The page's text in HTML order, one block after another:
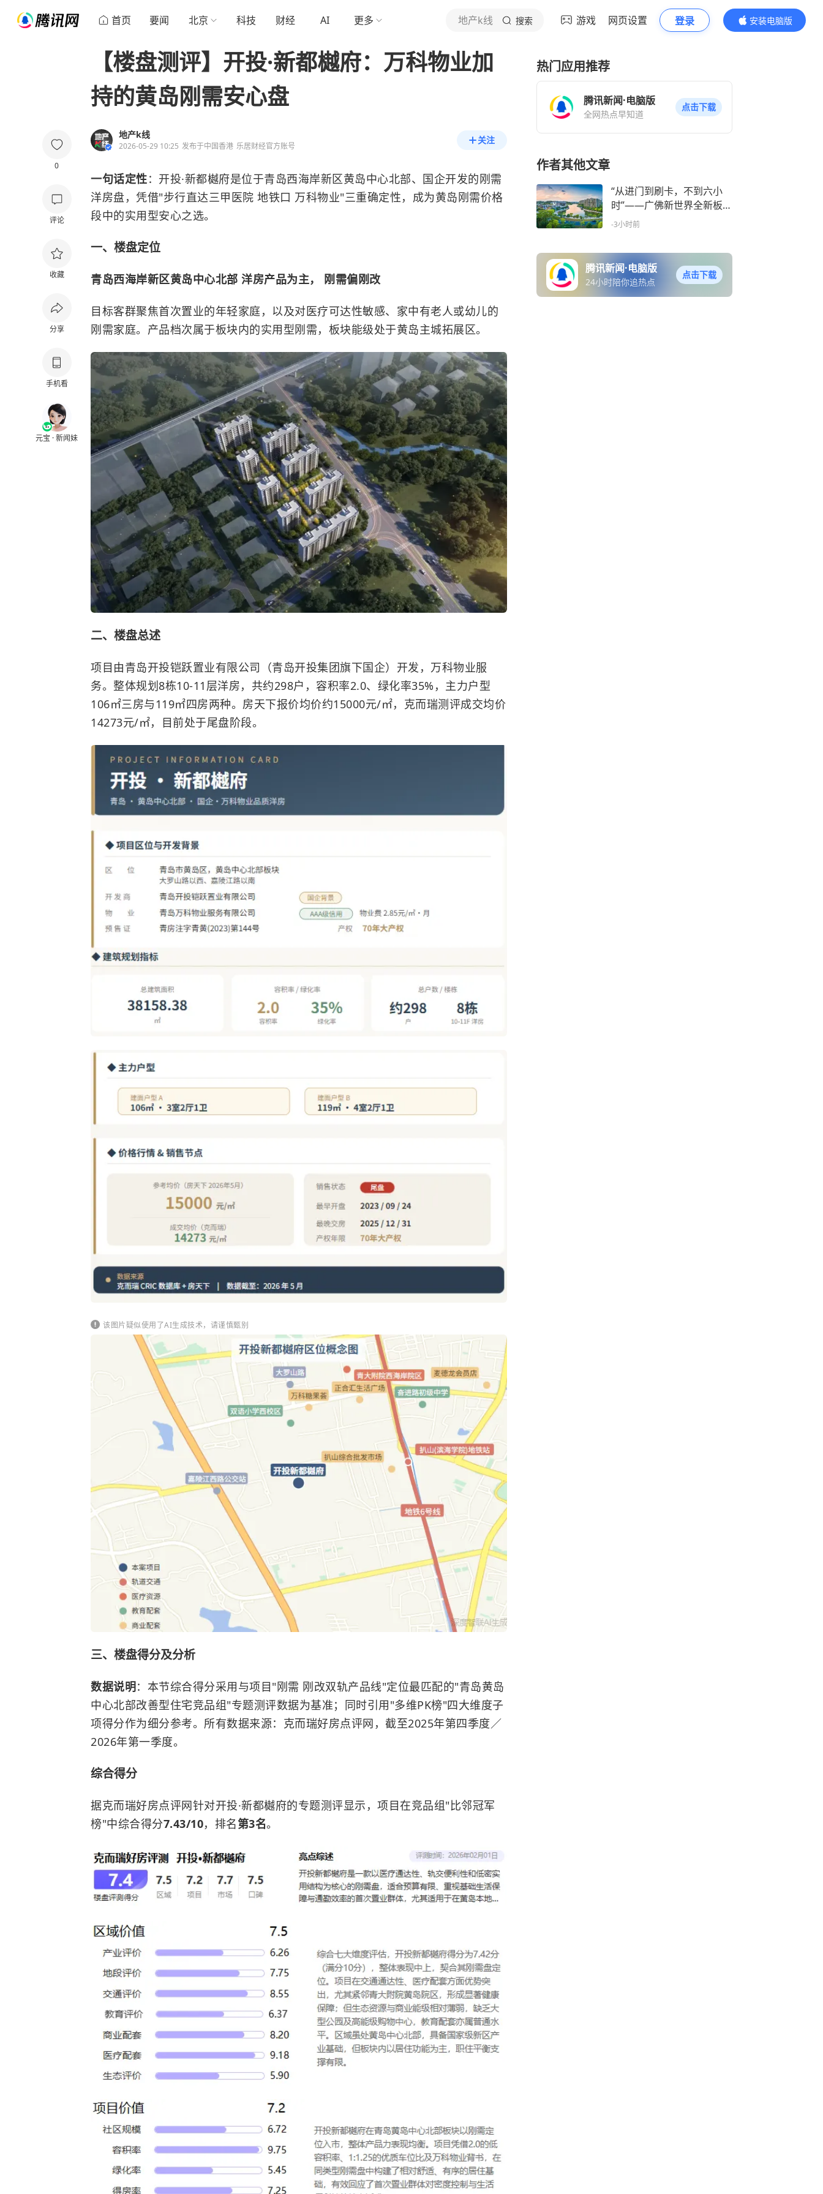
首页 要闻 北京 科技 财经 AI 更多 地产k线 搜索 游戏 网页设置 登录
安装电脑版
内容更精彩
0
评论
收藏
分享
手机看
元宝 · 新闻妹
【楼盘测评】开投·新都樾府：万科物业加
持的黄岛刚需安心盘
地产k线
2026-05-29 10:25 发布于中国香港 乐居财经官方账号
关注
一句话定性：开投·新都樾府是位于青岛西海岸新区黄岛中心北部、国企开发的刚需
洋房盘，凭借"步行直达三甲医院 地铁口 万科物业"三重确定性，成为黄岛刚需价格
段中的实用型安心之选。
一、楼盘定位
青岛西海岸新区黄岛中心北部 洋房产品为主， 刚需偏刚改
目标客群聚焦首次置业的年轻家庭，以及对医疗可达性敏感、家中有老人或幼儿的
刚需家庭。产品档次属于板块内的实用型刚需，板块能级处于黄岛主城拓展区。
二、楼盘总述
项目由青岛开投铠跃置业有限公司（青岛开投集团旗下国企）开发， 万科物业服
务。整体规划8栋10-11层洋房，共约298户， 容积率2.0、绿化率35%，主力户型
106㎡三房与119㎡四房两种。房天下报价均价约15000元/㎡，克而瑞测评成交均价
14273元/㎡，目前处于尾盘阶段。
该图片疑似使用了AI生成技术，请谨慎甄别
三、楼盘得分及分析
数据说明：本节综合得分采用与项目"刚需 刚改双轨产品线"定位最匹配的"青岛黄岛
中心北部改善型住宅竞品组"专题测评数据为基准；同时引用"多维PK榜"四大维度子
项得分作为细分参考。所有数据来源：克而瑞好房点评网，截至2025年第四季度／
2026年第一季度。
综合得分
据克而瑞好房点评网针对开投·新都樾府的专题测评显示，项目在竞品组"比邻冠军
榜"中综合得分7.43/10，排名第3名。
热门应用推荐
腾讯新闻·电脑版
全网热点早知道
点击下载
作者其他文章
“从进门到刷卡，不到六小
时”——广佛新世界全新板房
开放，改善家庭为何一看即
-3小时前
腾讯新闻·电脑版
24小时陪你追热点
点击下载